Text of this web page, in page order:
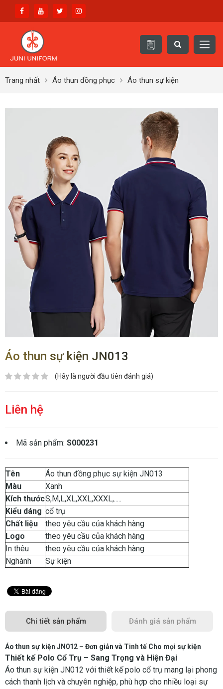
Trang nhất Áo thun đồng phục Áo thun sự kiện
Áo thun sự kiện JN013
(Hãy là người đầu tiên đánh giá)
Liên hệ
Mã sản phẩm: S000231
Tên
Áo thun đồng phục sự kiện JN013
Màu
Xanh
Kích thướcS,M,L,XL,XXL,XXXL,.....
Kiểu dáng cổ trụ
Chất liệu
theo yêu cầu của khách hàng
Logo
theo yêu cầu của khách hàng
In thêu
theo yêu cầu của khách hàng
Nghành
Sự kiện
Chi tiết sản phẩm Đánh giá sản phẩm
Áo thun sự kiện JN012 – Đơn giản và Tinh tế Cho mọi sự kiện
Thiết kế Polo Cổ Trụ – Sang Trọng và Hiện Đại
Áo thun sự kiện JN012 với thiết kế polo cổ trụ mang lại phong
cách thanh lịch và chuyên nghiệp, phù hợp cho nhiều loại sự